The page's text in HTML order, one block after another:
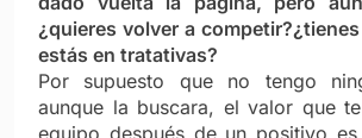
¿quieres volver a
estás en tratativas?
Por supuesto que no tengo
aunque la buscara, el valor que